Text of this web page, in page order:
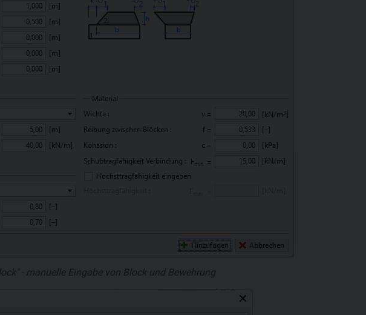
- manuelle Eingabe von Block und Bewehrung